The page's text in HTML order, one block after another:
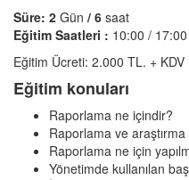
Süre: 2 Gün / 6 saat
Eğitim Saatleri : 10:00 / 17:00
Eğitim Ücreti: 2.000 TL. + KDV
Eğitim konuları
Raporlama ne içindir?
Raporlama ve
Raporlama ne için
Yönetimde kullanılan